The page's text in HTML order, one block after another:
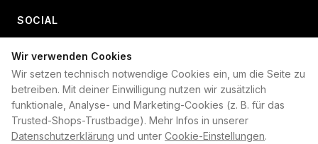
Wir verwenden Cookies
Wir setzen technisch notwendige Cookies ein, um die Seite zu
betreiben. Mit deiner Einwilligung nutzen wir zusätzlich
funktionale, Analyse- und Marketing-Cookies (z. B. für das
Trusted-Shops-Trustbadge). Mehr Infos in unserer
Datenschutzerklärung und unter Cookie-Einstellungen.
SOCIAL
+49 234 687 00 38
shop@plan-b-funsport.de
Sichere Zahlung mit: